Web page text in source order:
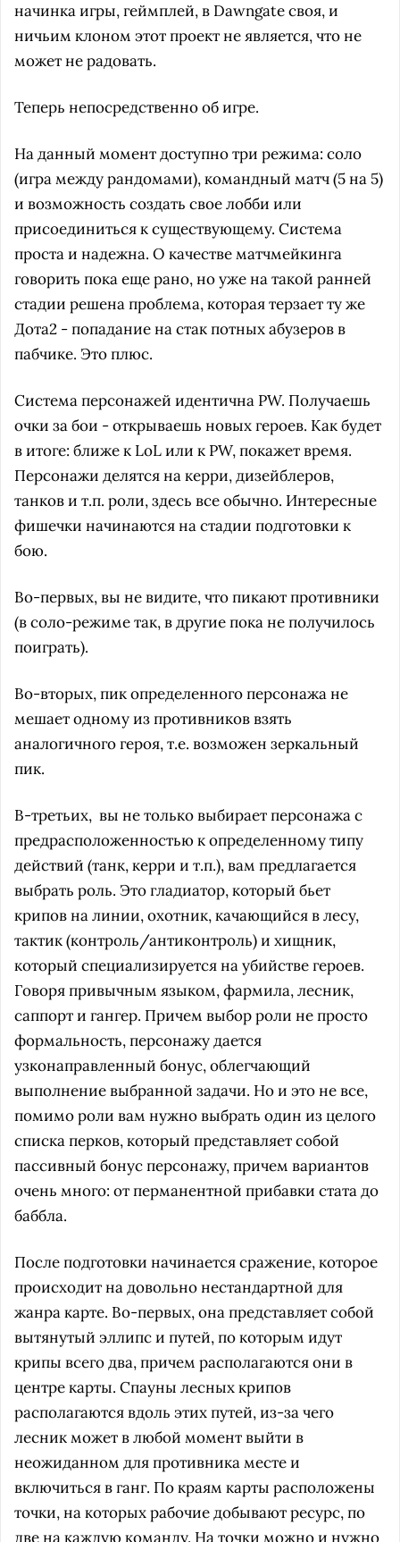
начинка игры, геймплей, в Dawngate своя, и
ничьим клоном этот проект не является, что не
может не радовать.
Теперь непосредственно об игре.
На данный момент доступно три режима: соло
(игра между рандомами), командный матч (5 на 5)
и возможность создать свое лобби или
присоединиться к существующему. Система
проста и надежна. О качестве матчмейкинга
говорить пока еще рано, но уже на такой ранней
стадии решена проблема, которая терзает ту же
Дота2 - попадание на стак потных абузеров в
пабчике. Это плюс.
Система персонажей идентична PW. Получаешь
очки за бои - открываешь новых героев. Как будет
в итоге: ближе к LoL или к PW, покажет время.
Персонажи делятся на керри, дизейблеров,
танков и т.п. роли, здесь все обычно. Интересные
фишечки начинаются на стадии подготовки к
бою.
Во-первых, вы не видите, что пикают противники
(в соло-режиме так, в другие пока не получилось
поиграть).
Во-вторых, пик определенного персонажа не
мешает одному из противников взять
аналогичного героя, т.е. возможен зеркальный
пик.
В-третьих, вы не только выбирает персонажа с
предрасположенностью к определенному типу
действий (танк, керри и т.п.), вам предлагается
выбрать роль. Это гладиатор, который бьет
крипов на линии, охотник, качающийся в лесу,
тактик (контроль/антиконтроль) и хищник,
который специализируется на убийстве героев.
Говоря привычным языком, фармила, лесник,
саппорт и гангер. Причем выбор роли не просто
формальность, персонажу дается
узконаправленный бонус, облегчающий
выполнение выбранной задачи. Но и это не все,
помимо роли вам нужно выбрать один из целого
списка перков, который представляет собой
пассивный бонус персонажу, причем вариантов
очень много: от перманентной прибавки стата до
баббла.
После подготовки начинается сражение, которое
происходит на довольно нестандартной для
жанра карте. Во-первых, она представляет собой
вытянутый эллипс и путей, по которым идут
крипы всего два, причем располагаются они в
центре карты. Спауны лесных крипов
располагаются вдоль этих путей, из-за чего
лесник может в любой момент выйти в
неожиданном для противника месте и
включиться в ганг. По краям карты расположены
точки, на которых рабочие добывают ресурс, по
две на каждую команду. На точки можно и нужно